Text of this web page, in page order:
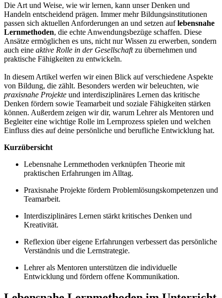
Die Art und Weise, wie wir lernen, kann unser Denken und
Handeln entscheidend prägen. Immer mehr Bildungsinstitutionen
passen sich aktuellen Anforderungen an und setzen auflebensnahe
Lernmethoden, die echte Anwendungsbezüge schaffen. Diese
Ansätze ermöglichen es uns, nicht nur Wissen zu erwerben, sondern
auch eine aktive Rolle in der Gesellschaftzu übernehmen und
praktische Fähigkeiten zu entwickeln.
In diesem Artikel werfen wir einen Blick auf verschiedene Aspekte
von Bildung, die zählt. Besonders werden wir beleuchten, wie
praxisnahe Projekte und interdisziplinäres Lernen das kritische
Denken fördern sowie Teamarbeit und soziale Fähigkeiten stärken
können. Außerdem zeigen wir dir, warum Lehrer als Mentoren und
Begleiter eine wichtige Rolle im Lernprozess spielen und welchen
Einfluss dies auf deine persönliche und berufliche Entwicklung hat.
Kurzübersicht
Lebensnahe Lernmethoden verknüpfen Theorie mit
praktischen Erfahrungen im Alltag.
Praxisnahe Projekte fördern Problemlösungskompetenzen und
Teamarbeit.
Interdisziplinäres Lernen stärkt kritisches Denken und
Kreativität.
Reflexion über eigene Erfahrungen verbessert das persönliche
Verständnis und die Lernstrategie.
Lehrer als Mentoren unterstützen die individuelle
Entwicklung und fördern offene Kommunikation.